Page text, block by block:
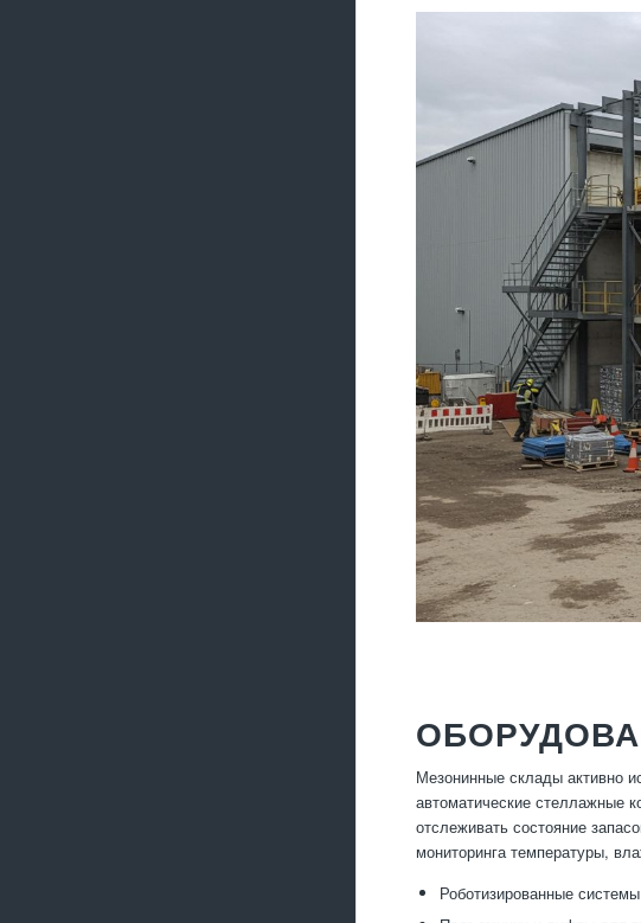
Мезонинные склады активно
автоматические стеллажные
отслеживать состояние
мониторинга температуры,
Роботизированные